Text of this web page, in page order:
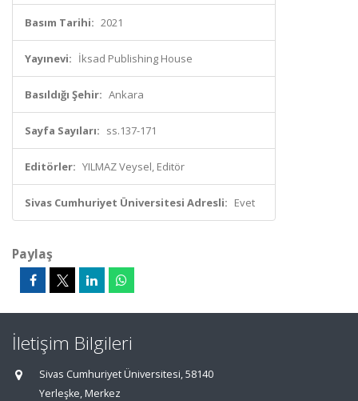
Basım Tarihi: 2021
Yayınevi: İksad Publishing House
Basıldığı Şehir: Ankara
Sayfa Sayıları: ss.137-171
Editörler: YILMAZ Veysel, Editör
Sivas Cumhuriyet Üniversitesi Adresli: Evet
Paylaş
İletişim Bilgileri
Sivas Cumhuriyet Üniversitesi, 58140
Yerleşke, Merkez